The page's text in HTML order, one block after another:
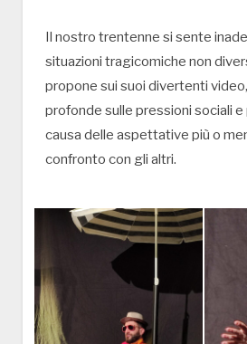
Il nostro trentenne si sente
situazioni tragicomiche non
propone sui suoi divertenti
profonde sulle pressioni sociali
causa delle aspettative più o
confronto con gli altri.